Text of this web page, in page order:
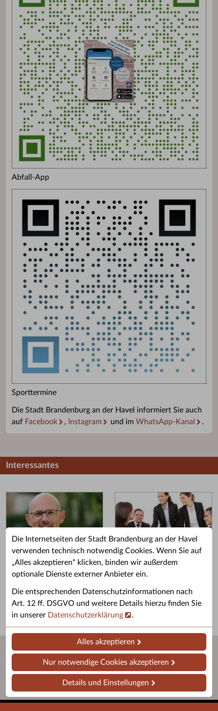
Die Internetseiten der Stadt Brandenburg an der Havel
verwenden technisch notwendig Cookies. Wenn Sie auf
„Alles akzeptieren“ klicken, binden wir außerdem
optionale Dienste externer Anbieter ein.
Die entsprechenden Datenschutzinformationen nach
Art. 12 ff. DSGVO und weitere Details hierzu finden Sie
in unserer Datenschutzerklärung .
Alles akzeptieren
Nur notwendige Cookies akzeptieren
Details und Einstellungen
Abfall-App
Sporttermine
Die Stadt Brandenburg an der Havel informiert Sie auch
auf Facebook , Instagram und im WhatsApp-Kanal .
Interessantes
Grußwort des OB